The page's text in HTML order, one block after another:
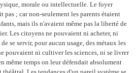
morale ou intellectuelle. Le foyer
pas ; car non-seulement les parents étaient
mais ils n'avaient même pas la liberté de
Les citoyens ne pouvaient ni acheter, ni
se servir, pour aucun usage, des métaux les
pouvaient ni cultiver les sciences, ni se livrer
même temps on leur défendait absolument